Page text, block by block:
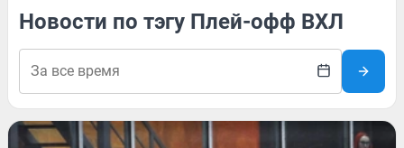
Новости по тэгу Плей-офф ВХЛ